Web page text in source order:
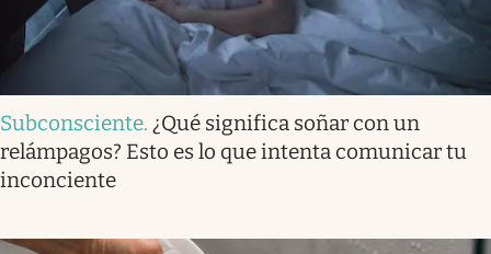
Subconsciente. ¿Qué significa soñar con un
relámpagos? Esto es lo que intenta comunicar tu
inconciente